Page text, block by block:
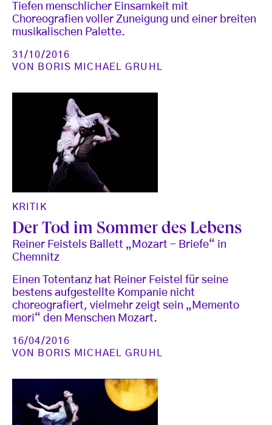
Tiefen menschlicher Einsamkeit mit
Choreografien voller Zuneigung und einer breiten
musikalischen Palette.
31/10/2016
VON
BORIS MICHAEL GRUHL
KRITIK
Der Tod im Sommer des Lebens
Reiner Feistels Ballett „Mozart - Briefe“ in
Chemnitz
Einen Totentanz hat Reiner Feistel für seine
bestens aufgestellte Kompanie nicht
choreografiert, vielmehr zeigt sein „Memento
mori“ den Menschen Mozart.
16/04/2016
VON
BORIS MICHAEL GRUHL